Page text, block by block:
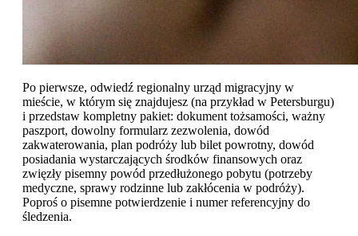
Po pierwsze, odwiedź regionalny urząd migracyjny w
mieście, w którym się znajdujesz (na przykład w Petersburgu)
i przedstaw kompletny pakiet: dokument tożsamości, ważny
paszport, dowolny formularz zezwolenia, dowód
zakwaterowania, plan podróży lub bilet powrotny, dowód
posiadania wystarczających środków finansowych oraz
zwięzły pisemny powód przedłużonego pobytu (potrzeby
medyczne, sprawy rodzinne lub zakłócenia w podróży).
Poproś o pisemne potwierdzenie i numer referencyjny do
śledzenia.